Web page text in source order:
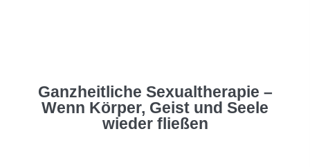
Ganzheitliche Sexualtherapie –
Wenn Körper, Geist und Seele
wieder fließen